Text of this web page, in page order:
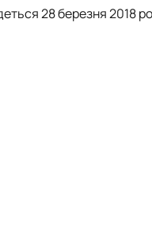
28 березня 2018